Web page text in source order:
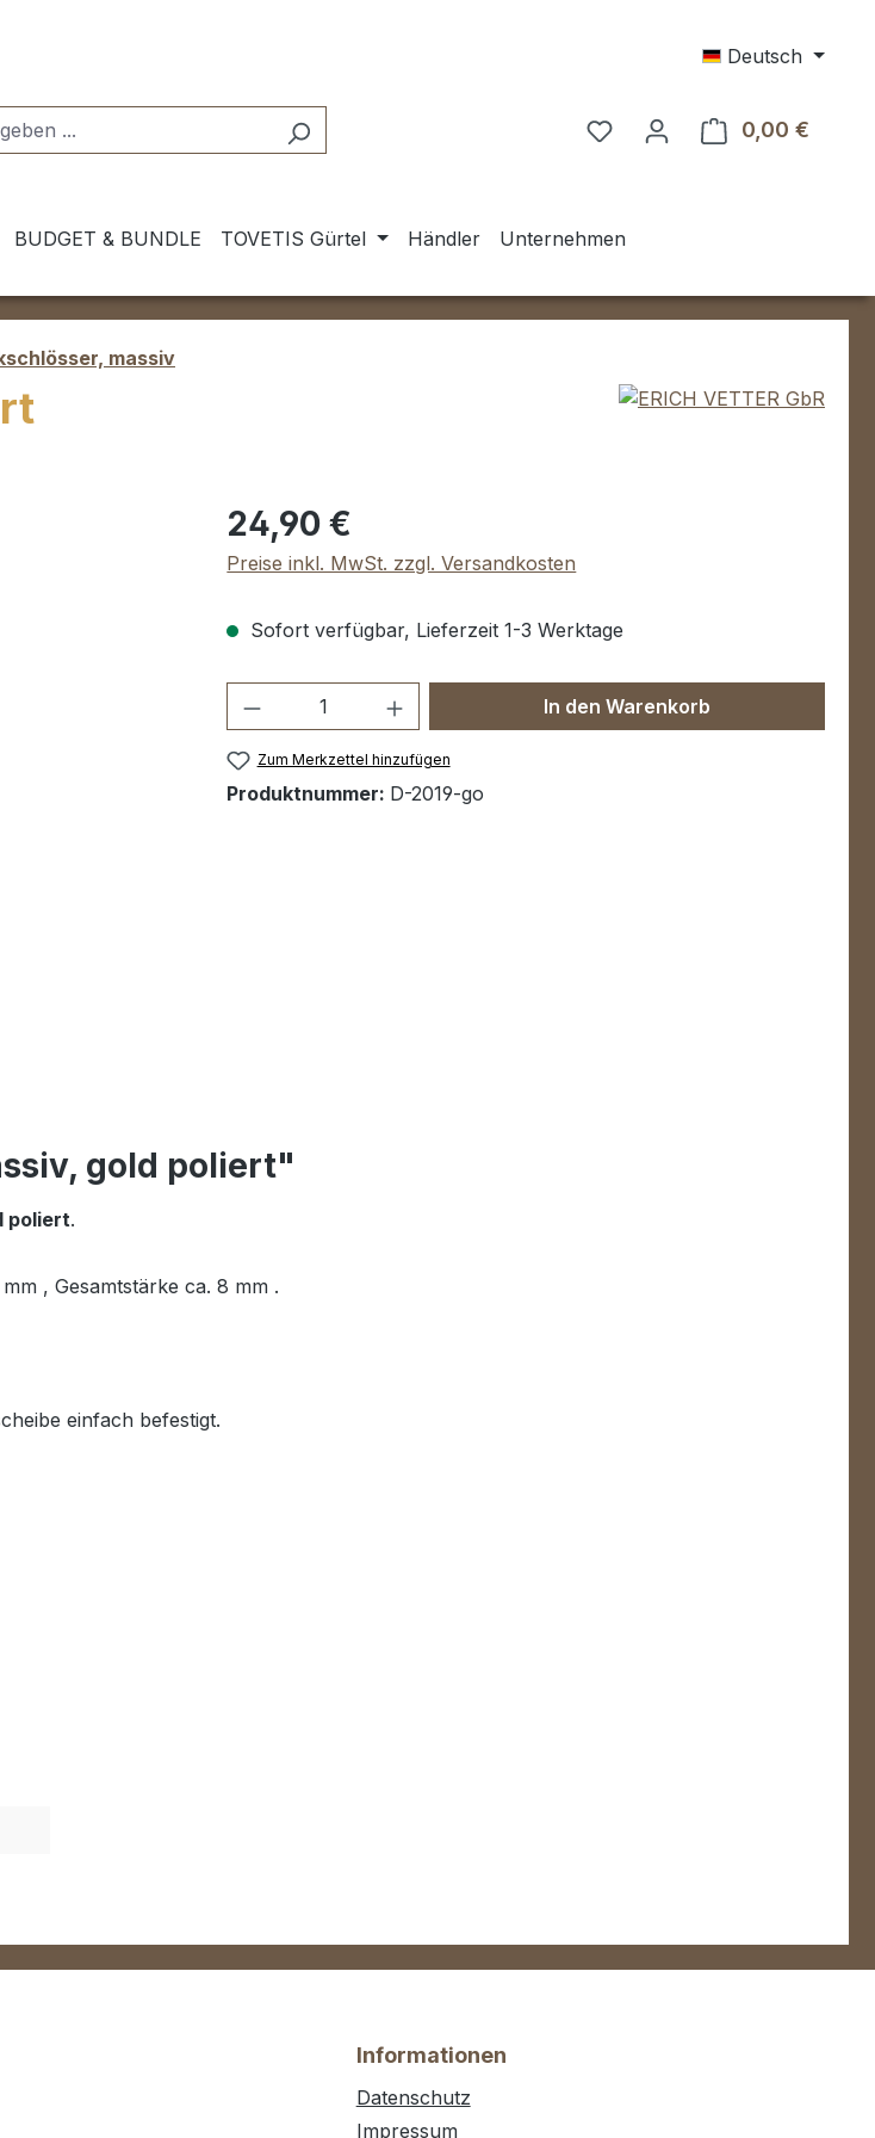
Deutsch
0,00 €
BUDGET & BUNDLE TOVETIS Gürtel Händler Unternehmen
massiv
Regulärer Preis:
24,90 €
Preise inkl. MwSt. zzgl. Versandkosten
Sofort verfügbar, Lieferzeit 1-3 Werktage
Produkt Anzahl: Gib den gewünschten Wert
In den Warenkorb
Zum Merkzettel hinzufügen
Produktnummer: D-2019-go
gold poliert"
poliert.
, Gesamtstärke ca. 8 mm .
einfach befestigt.
Informationen
Datenschutz
Impressum